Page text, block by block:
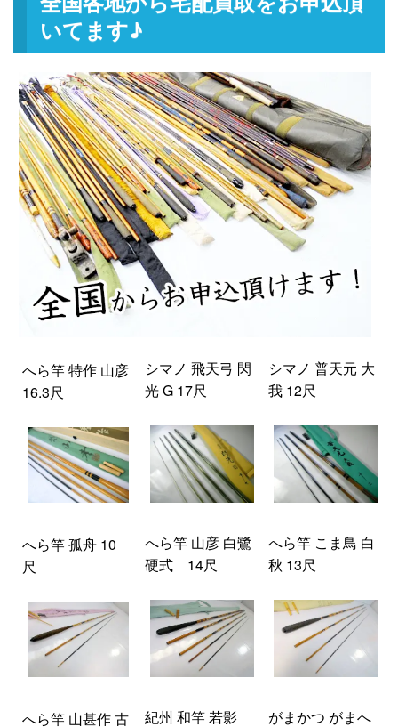
いてます♪
へら竿 特作 山彦
16.3尺
シマノ 飛天弓 閃
光 G 17尺
シマノ 普天元 大
我 12尺
へら竿 孤舟 10
尺
へら竿 山彦 白鷺
硬式 14尺
へら竿 こま鳥 白
秋 13尺
へら竿 山甚作 古
紀州 和竿 若影
がまかつ がまへ